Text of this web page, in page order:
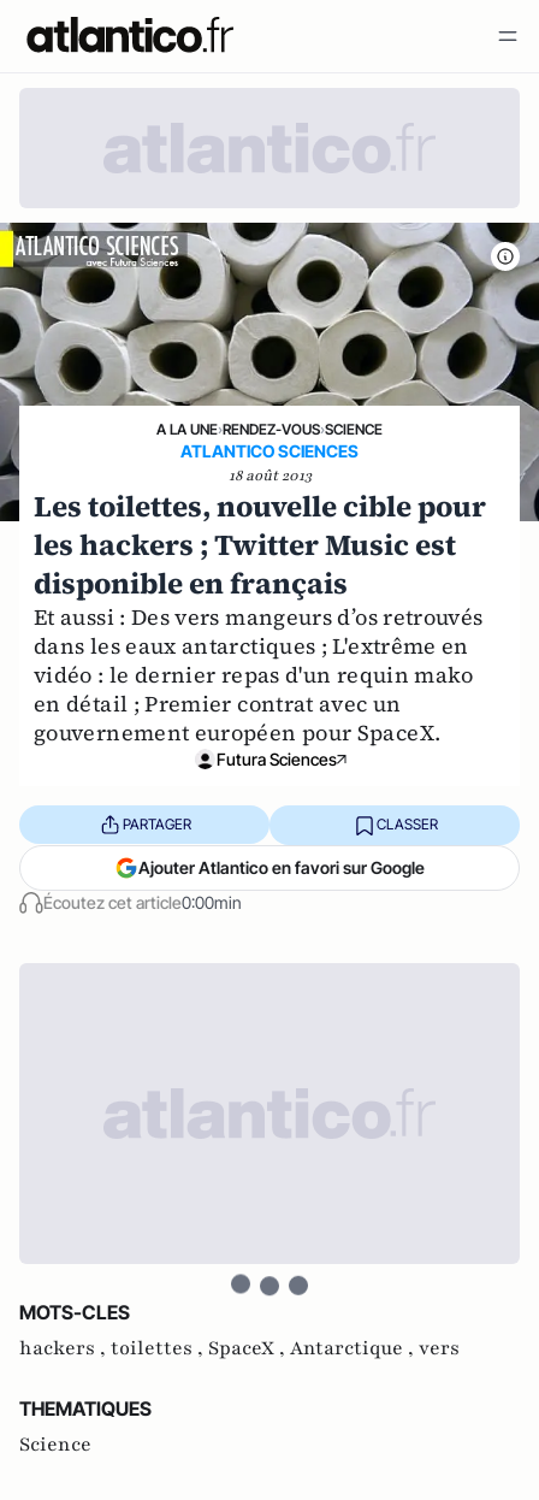
A LA UNE›RENDEZ-VOUS›SCIENCE
ATLANTICO SCIENCES
18 août 2013
Les toilettes, nouvelle cible pour
les hackers ; Twitter Music est
disponible en français
Et aussi : Des vers mangeurs d’os retrouvés
dans les eaux antarctiques ; L'extrême en
vidéo : le dernier repas d'un requin mako
en détail ; Premier contrat avec un
gouvernement européen pour SpaceX.
Futura Sciences
Écoutez cet article0:00min
PARTAGER CLASSER
Ajouter Atlantico en favori sur Google
MOTS-CLES
hackers , toilettes , SpaceX , Antarctique , vers
THEMATIQUES
Science